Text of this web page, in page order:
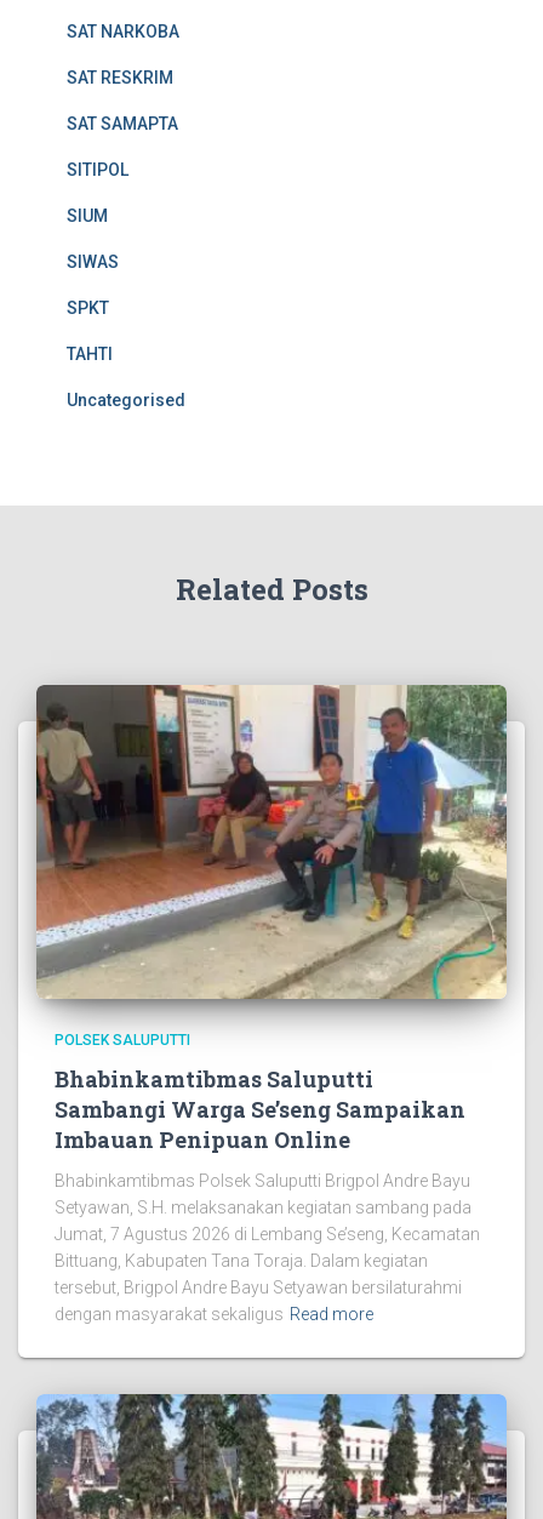
SAT NARKOBA
SAT RESKRIM
SAT SAMAPTA
SITIPOL
SIUM
SIWAS
SPKT
TAHTI
Uncategorised
Related Posts
POLSEK SALUPUTTI
Bhabinkamtibmas Saluputti
Sambangi Warga Se’seng Sampaikan
Imbauan Penipuan Online
Bhabinkamtibmas Polsek Saluputti Brigpol Andre Bayu
Setyawan, S.H. melaksanakan kegiatan sambang pada
Jumat, 7 Agustus 2026 di Lembang Se’seng, Kecamatan
Bittuang, Kabupaten Tana Toraja. Dalam kegiatan
tersebut, Brigpol Andre Bayu Setyawan bersilaturahmi
dengan masyarakat sekaligus Read more